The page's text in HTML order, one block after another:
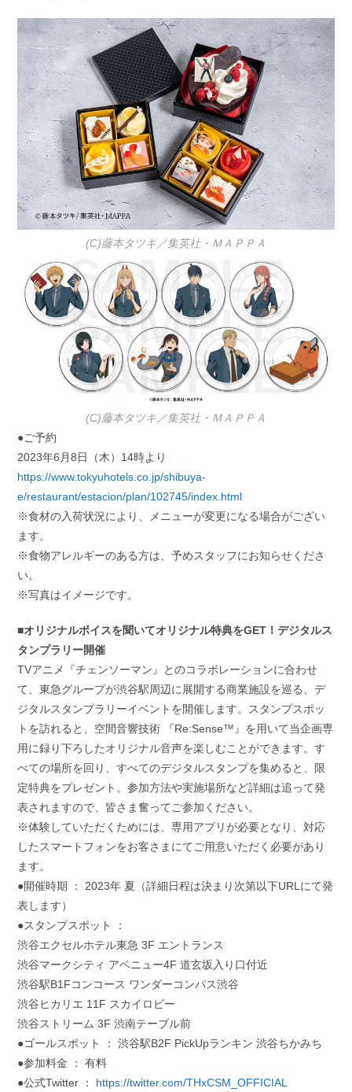
(C)藤本タツキ／集英社・ＭＡＰＰＡ
(C)藤本タツキ／集英社・ＭＡＰＰＡ
●ご予約
2023年6月8日（木）14時より
https://www.tokyuhotels.co.jp/shibuya-
e/restaurant/estacion/plan/102745/index.html
※食材の入荷状況により、メニューが変更になる場合がござい
ます。
※食物アレルギーのある方は、予めスタッフにお知らせくださ
い。
※写真はイメージです。
■オリジナルボイスを聞いてオリジナル特典をGET！デジタルス
タンプラリー開催
TVアニメ『チェンソーマン』とのコラボレーションに合わせ
て、東急グループが渋谷駅周辺に展開する商業施設を巡る、デ
ジタルスタンプラリーイベントを開催します。スタンプスポッ
トを訪れると、空間音響技術 『Re:Sense™️』を用いて当企画専
用に録り下ろしたオリジナル音声を楽しむことができます。す
べての場所を回り、すべてのデジタルスタンプを集めると、限
定特典をプレゼント。参加方法や実施場所など詳細は追って発
表されますので、皆さま奮ってご参加ください。
※体験していただくためには、専用アプリが必要となり、対応
したスマートフォンをお客さまにてご用意いただく必要があり
ます。
●開催時期 ： 2023年 夏（詳細日程は決まり次第以下URLにて発
表します）
●スタンプスポット ：
渋谷エクセルホテル東急 3F エントランス
渋谷マークシティ アベニュー4F 道玄坂入り口付近
渋谷駅B1Fコンコース ワンダーコンパス渋谷
渋谷ヒカリエ 11F スカイロビー
渋谷ストリーム 3F 渋南テーブル前
●ゴールスポット ： 渋谷駅B2F PickUpランキン 渋谷ちかみち
●参加料金 ： 有料
●公式Twitter ： https://twitter.com/THxCSM_OFFICIAL